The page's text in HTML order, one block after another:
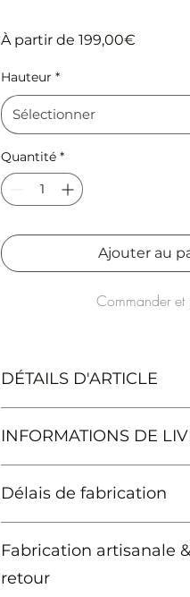
À partir de 199,00€
Hauteur *
Sélectionner
Quantité *
Ajouter au
Commander et
DÉTAILS D'ARTICLE
Hauteur): 120 x 120 x 44 ou 58
INFORMATIONS DE
moyenne.
Délais de fabrication
taille et du volume de la
effectuée.
Fabrication artisanale
retour